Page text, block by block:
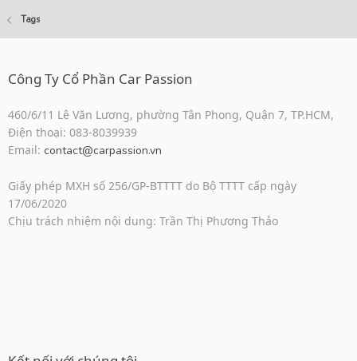
Tags
Công Ty Cổ Phần Car Passion
460/6/11 Lê Văn Lương, phường Tân Phong, Quận 7, TP.HCM,
Điện thoại: 083-8039939
Email: contact@carpassion.vn
Giấy phép MXH số 256/GP-BTTTT do Bộ TTTT cấp ngày
17/06/2020
Chịu trách nhiệm nội dung: Trần Thị Phương Thảo